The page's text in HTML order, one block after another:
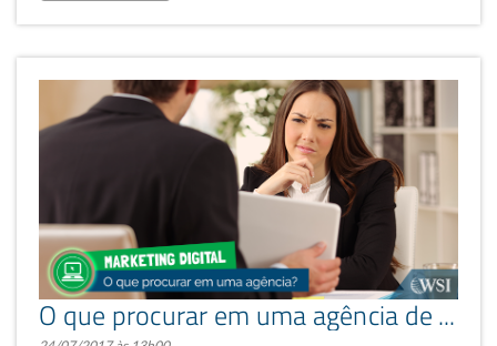
O que procurar em uma agência de marketing digital